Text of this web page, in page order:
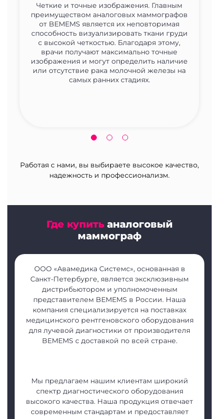
Четкие и точные изображения. Главным
преимуществом аналоговых маммографов
от BEMEMS является их неповторимая
способность визуализировать ткани груди
с высокой четкостью. Благодаря этому,
врачи получают максимально точные
изображения и могут определить наличие
или отсутствие рака молочной железы на
самых ранних стадиях.
Работая с нами, вы выбираете высокое качество,
надежность и профессионализм.
Где купить аналоговый
маммограф
ООО «Авамедика Системс», основанная в
Санкт-Петербурге, является эксклюзивным
дистрибьютором и уполномоченным
представителем BEMEMS в России. Наша
компания специализируется на поставках
медицинского рентгеновского оборудования
для лучевой диагностики от производителя
BEMEMS с доставкой по всей стране.
Мы предлагаем нашим клиентам широкий
спектр диагностического оборудования
высокого качества. Наша продукция отвечает
современным стандартам и предоставляет